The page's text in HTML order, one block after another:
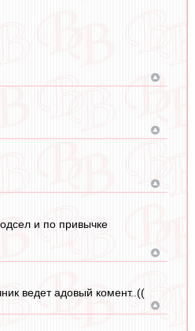
и по привычке
ведет адовый комент..((